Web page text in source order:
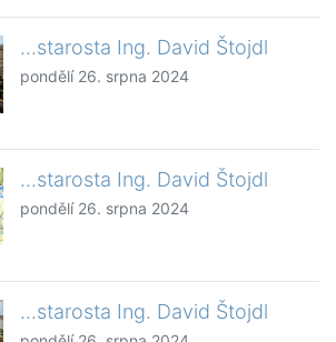
...starosta Ing. David Štojdl
pondělí 26. srpna 2024
...starosta Ing. David Štojdl
pondělí 26. srpna 2024
...starosta Ing. David Štojdl